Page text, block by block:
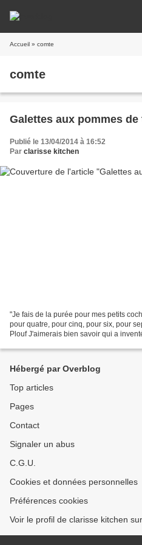
Accueil » comte
comte
Galettes aux pommes de
Publié le 13/04/2014 à 16:52
Par clarisse kitchen
"Je fais de la purée pour mes petits
pour quatre, pour cinq, pour six, pour
Plouf J'aimerais bien savoir qui a
Hébergé par Overblog
Top articles
Pages
Contact
Signaler un abus
C.G.U.
Cookies et données personnelles
Préférences cookies
Voir le profil de clarisse kitchen